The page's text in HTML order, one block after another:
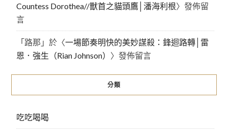
Countess Dorothea//獸首之貓頭鷹│潘海利根〉發佈留
言
「路那 」於〈一場節奏明快的美妙謀殺：鋒迴路轉│雷
恩．強生（Rian Johnson） 〉發佈留言
分類
吃吃喝喝